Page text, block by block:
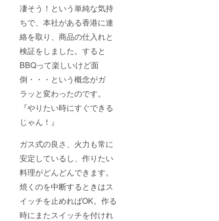
凄そう！という単純な気持
ちで、本社がある香港に連
絡を取り、商品の仕入れと
検証をしました。すると
BBQって楽しいけど面
倒・・・という概念がガ
ラッと変わったのです。
『やりたい時にすぐできる
じゃん！』
ガス式の良さ、火力も常に
安定しているし、作りたい
料理がどんどんできます。
焼くのを中断するときはス
イッチを止めればOK。作る
時にまたスイッチを付けれ